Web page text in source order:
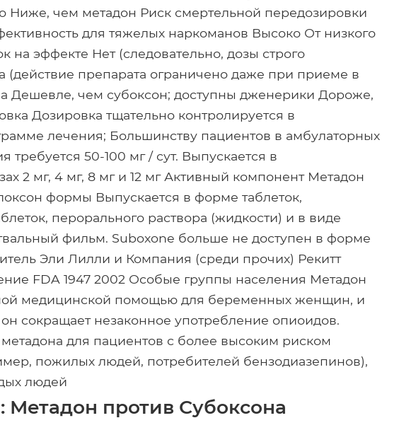
Ниже, чем метадон Риск смертельной передозировки
для тяжелых наркоманов Высоко От низкого
на эффекте Нет (следовательно, дозы строго
(действие препарата ограничено даже при приеме в
Дешевле, чем субоксон; доступны дженерики Дороже,
Дозировка тщательно контролируется в
лечения; Большинству пациентов в амбулаторных
требуется 50-100 мг / сут. Выпускается в
2 мг, 4 мг, 8 мг и 12 мг Активный компонент Метадон
формы Выпускается в форме таблеток,
перорального раствора (жидкости) и в виде
фильм. Suboxone больше не доступен в форме
Эли Лилли и Компания (среди прочих) Рекитт
FDA 1947 2002 Особые группы населения Метадон
медицинской помощью для беременных женщин, и
сокращает незаконное употребление опиоидов.
для пациентов с более высоким риском
пожилых людей, потребителей бензодиазепинов),
людей
против Субоксона